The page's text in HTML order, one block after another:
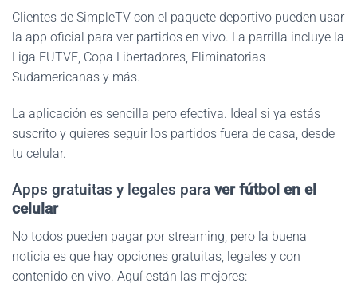
Clientes de SimpleTV con el paquete deportivo pueden usar
la app oficial para ver partidos en vivo. La parrilla incluye la
Liga FUTVE, Copa Libertadores, Eliminatorias
Sudamericanas y más.
La aplicación es sencilla pero efectiva. Ideal si ya estás
suscrito y quieres seguir los partidos fuera de casa, desde
tu celular.
Apps gratuitas y legales para ver fútbol en el
celular
No todos pueden pagar por streaming, pero la buena
noticia es que hay opciones gratuitas, legales y con
contenido en vivo. Aquí están las mejores: